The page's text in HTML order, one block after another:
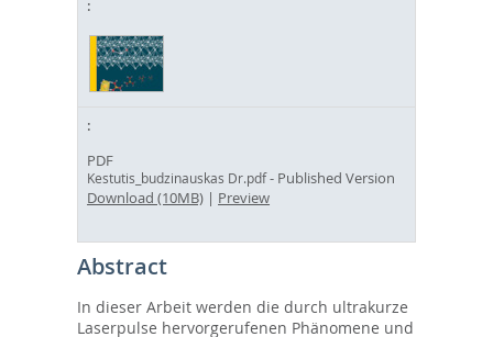
PDF
Kestutis_budzinauskas Dr.pdf- Published Version
Download (10MB) | Preview
Abstract
In dieser Arbeit werden die durch ultrakurze
Laserpulse hervorgerufenen Phänomene und